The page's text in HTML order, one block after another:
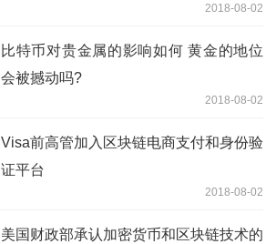
2018-08-02
比特币对贵金属的影响如何 黄金的地位
会被撼动吗?
2018-08-02
Visa前高管加入区块链电商支付和身份验
证平台
2018-08-02
美国财政部承认加密货币和区块链技术的